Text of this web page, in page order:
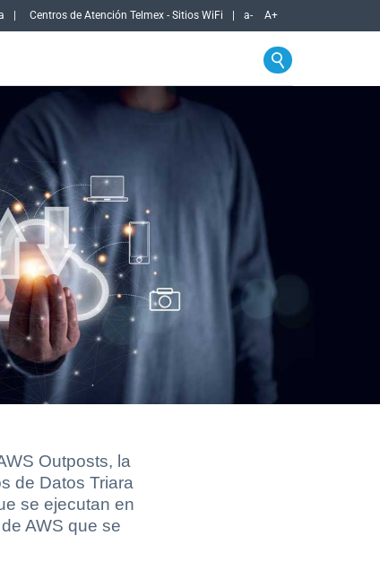
Centros de Atención Telmex - Sitios WiFi a- A+
Outposts, la
de Datos Triara
se ejecutan en
AWS que se